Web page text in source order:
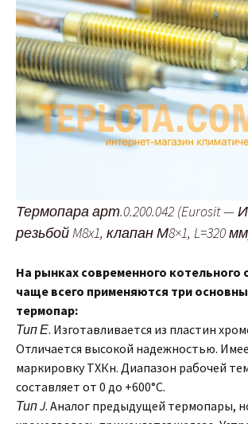
Термопара арт.0.200.042 (Eurosit —
резьбой M8x1, клапан М8×1, L=320
На рынках современного котельного
чаще всего применяются три
термопар:
Тип Е. Изготавливается из пластин
Отличается высокой надежностью.
маркировку ТХКн. Диапазон рабочей
составляет от 0 до +600°С.
Тип J. Аналог предыдущей термопары,